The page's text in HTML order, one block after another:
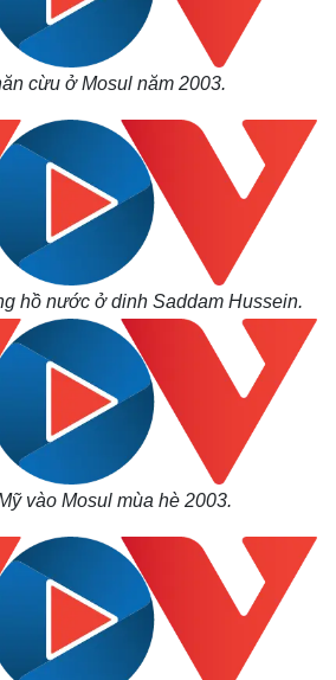
Thị trường
Giá vàng
Tiêu dùng
Chứng khoán
Giá cà phê
cừu ở Mosul năm 2003.
hồ nước ở dinh Saddam Hussein.
vào Mosul mùa hè 2003.